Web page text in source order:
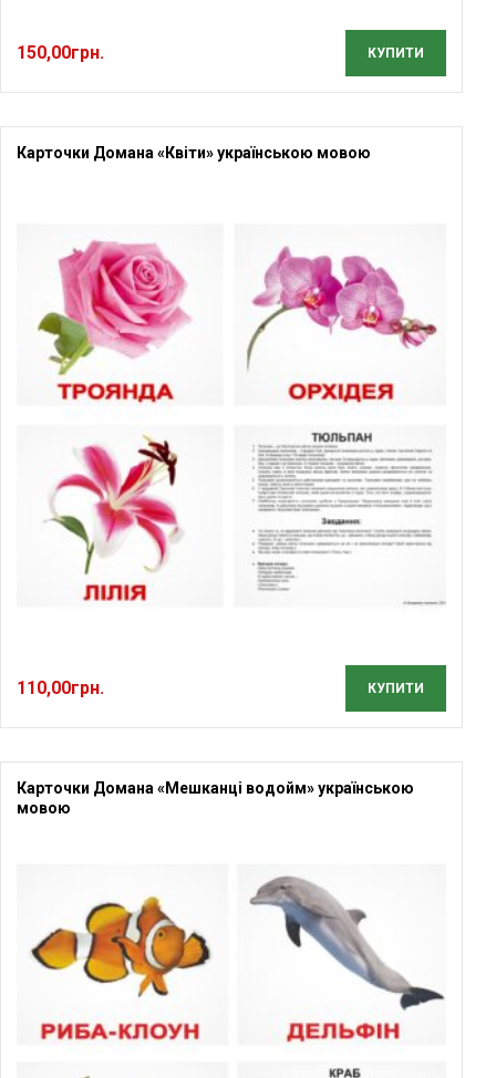
150,00грн. КУПИТИ
Карточки Домана «Квіти» українською мовою
110,00грн. КУПИТИ
Карточки Домана «Мешканці водойм» українською
мовою